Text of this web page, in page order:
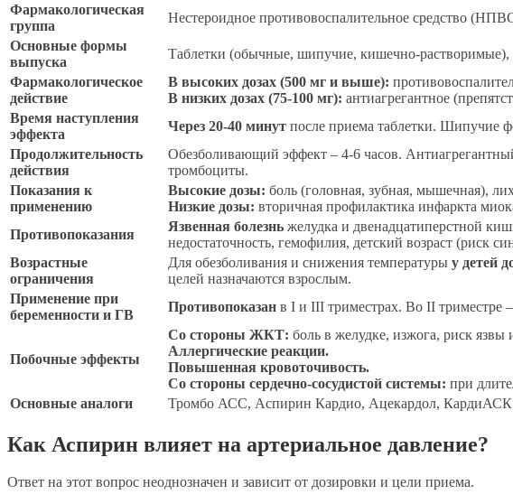
Фармакологическая
группа
Нестероидное противовоспалительное средство
Основные формы
выпуска
Таблетки (обычные, шипучие, кишечно-
Фармакологическое
действие
В высоких дозах (500 мг и выше):
В низких дозах (75-100 мг): антиагрегантное
Время наступления
эффекта
Через 20-40 минут после приема таблетки. Шипучие
Продолжительность
действия
Обезболивающий эффект – 4-6 часов.
тромбоциты.
Показания к
применению
Высокие дозы: боль (головная, зубная, мышечная),
Низкие дозы: вторичная профилактика инфаркта
Противопоказания
Язвенная болезнь желудка и двенадцатиперстной
недостаточность, гемофилия, детский возраст (риск
Возрастные
ограничения
Для обезболивания и снижения температуры у детей
целей назначаются взрослым.
Применение при
беременности и ГВ
Противопоказан в I и III триместрах. Во II триместре
Побочные эффекты
Со стороны ЖКТ: боль в желудке, изжога, риск язвы
Аллергические реакции.
Повышенная кровоточивость.
Со стороны сердечно-сосудистой системы: при
Основные аналоги
Тромбо АСС, Аспирин Кардио, Ацекардол, КардиАСК
Как Аспирин влияет на артериальное давление?
Ответ на этот вопрос неоднозначен и зависит от дозировки и цели приема.